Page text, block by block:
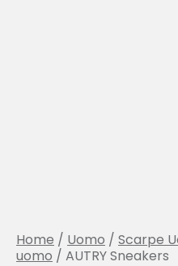
Home / Uomo / Scarpe
uomo / AUTRY Sneakers